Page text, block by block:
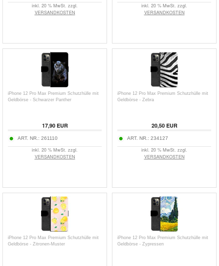
inkl. 20 % MwSt. zzgl.
VERSANDKOSTEN
inkl. 20 % MwSt. zzgl.
VERSANDKOSTEN
iPhone 12 Pro Max Premium Schutzhülle mit
Geldbörse - Schwarzer Panther
17,90EUR
ART. NR.: 261110
inkl. 20 % MwSt. zzgl.
VERSANDKOSTEN
iPhone 12 Pro Max Premium Schutzhülle mit
Geldbörse - Zebra
20,50EUR
ART. NR.: 234127
inkl. 20 % MwSt. zzgl.
VERSANDKOSTEN
iPhone 12 Pro Max Premium Schutzhülle mit
Geldbörse - Zitronen-Muster
iPhone 12 Pro Max Premium Schutzhülle mit
Geldbörse - Zypressen